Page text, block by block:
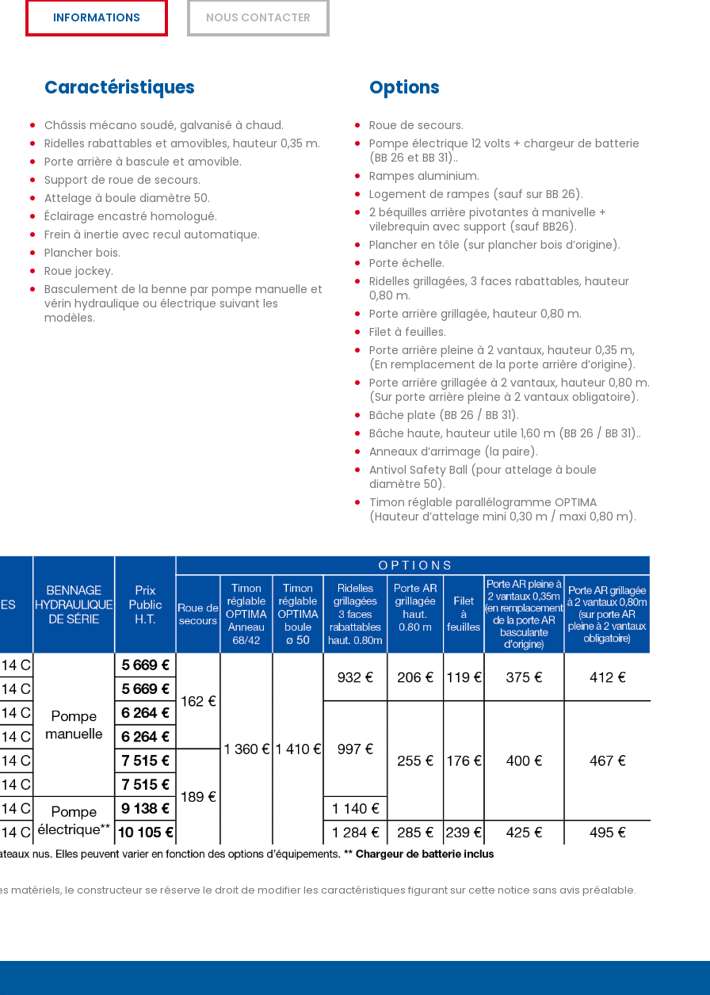
INFORMATIONS NOUS CONTACTER
Caractéristiques
Châssis mécano soudé, galvanisé à chaud.
Ridelles rabattables et amovibles, hauteur 0,35 m.
Porte arrière à bascule et amovible.
Support de roue de secours.
Attelage à boule diamètre 50.
Éclairage encastré homologué.
Frein à inertie avec recul automatique.
Plancher bois.
Roue jockey.
Basculement de la benne par pompe manuelle et
vérin hydraulique ou électrique suivant les
modèles.
Options
Roue de secours.
Pompe électrique 12 volts + chargeur de batterie
(BB 26 et BB 31)..
Rampes aluminium.
Logement de rampes (sauf sur BB 26).
2 béquilles arrière pivotantes à manivelle +
vilebrequin avec support (sauf BB26).
Plancher en tôle (sur plancher bois d’origine).
Porte échelle.
Ridelles grillagées, 3 faces rabattables, hauteur
0,80 m.
Porte arrière grillagée, hauteur 0,80 m.
Filet à feuilles.
Porte arrière pleine à 2 vantaux, hauteur 0,35 m,
(En remplacement de la porte arrière d’origine).
Porte arrière grillagée à 2 vantaux, hauteur 0,80 m.
(Sur porte arrière pleine à 2 vantaux obligatoire).
Bâche plate (BB 26 / BB 31).
Bâche haute, hauteur utile 1,60 m (BB 26 / BB 31)..
Anneaux d’arrimage (la paire).
Antivol Safety Ball (pour attelage à boule
diamètre 50).
Timon réglable parallélogramme OPTIMA
(Hauteur d’attelage mini 0,30 m / maxi 0,80 m).
matériels, le constructeur se réserve le droit de modifier les caractéristiques figurant sur cette notice sans avis préalable.